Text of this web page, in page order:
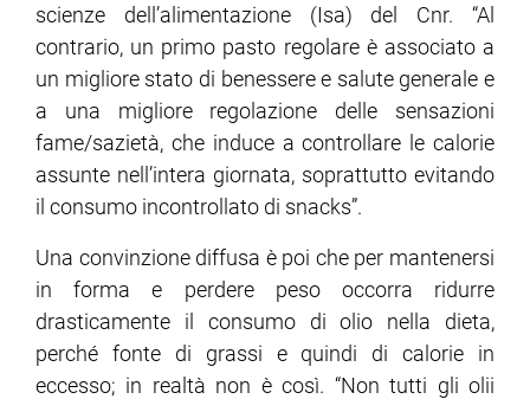
scienze dell’alimentazione (Isa) del Cnr. “Al
contrario, un primo pasto regolare è associato a
un migliore stato di benessere e salute generale e
a una migliore regolazione delle sensazioni
fame/sazietà, che induce a controllare le calorie
assunte nell’intera giornata, soprattutto evitando
il consumo incontrollato di snacks”.
Una convinzione diffusa è poi che per mantenersi
in forma e perdere peso occorra ridurre
drasticamente il consumo di olio nella dieta,
perché fonte di grassi e quindi di calorie in
eccesso; in realtà non è così. “Non tutti gli olii